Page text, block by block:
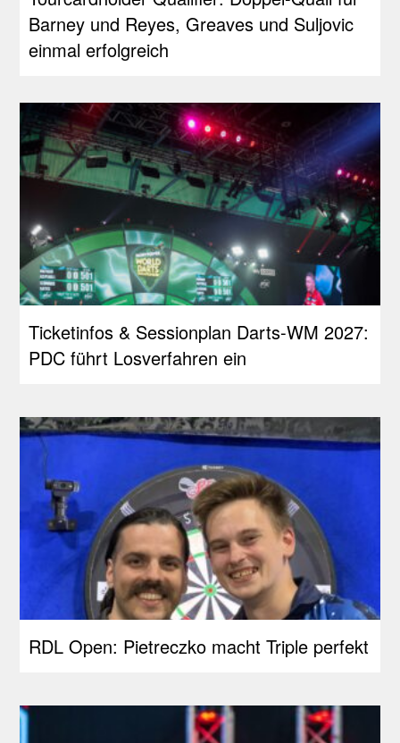
Barney und Reyes, Greaves und Suljovic
einmal erfolgreich
Ticketinfos & Sessionplan Darts-WM 2027:
PDC führt Losverfahren ein
RDL Open: Pietreczko macht Triple perfekt